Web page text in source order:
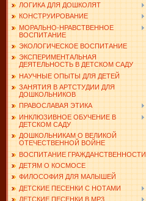
ЛОГИКА ДЛЯ ДОШКОЛЯТ
КОНСТРУИРОВАНИЕ
МОРАЛЬНО-НРАВСТВЕННОЕ
ВОСПИТАНИЕ
ЭКОЛОГИЧЕСКОЕ ВОСПИТАНИЕ
ЭКСПЕРИМЕНТАЛЬНАЯ
ДЕЯТЕЛЬНОСТЬ В ДЕТСКОМ САДУ
НАУЧНЫЕ ОПЫТЫ ДЛЯ ДЕТЕЙ
ЗАНЯТИЯ В АРТСТУДИИ ДЛЯ
ДОШКОЛЬНИКОВ
ПРАВОСЛАВАЯ ЭТИКА
ИНКЛЮЗИВНОЕ ОБУЧЕНИЕ В
ДЕТСКОМ САДУ
ДОШКОЛЬНИКАМ О ВЕЛИКОЙ
ОТЕЧЕСТВЕННОЙ ВОЙНЕ
ВОСПИТАНИЕ ГРАЖДАНСТВЕННОСТИ
ДЕТЯМ О КОСМОСЕ
ФИЛОСОФИЯ ДЛЯ МАЛЫШЕЙ
ДЕТСКИЕ ПЕСЕНКИ С НОТАМИ
ДЕТСКИЕ ПЕСЕНКИ В MP3